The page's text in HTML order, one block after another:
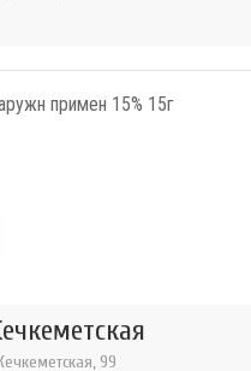
примен 15% 15г
99